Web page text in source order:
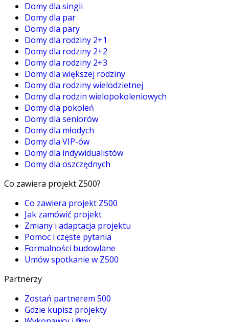
Domy dla singli
Domy dla par
Domy dla pary
Domy dla rodziny 2+1
Domy dla rodziny 2+2
Domy dla rodziny 2+3
Domy dla większej rodziny
Domy dla rodziny wielodzietnej
Domy dla rodzin wielopokoleniowych
Domy dla pokoleń
Domy dla seniorów
Domy dla młodych
Domy dla VIP-ów
Domy dla indywidualistów
Domy dla oszczędnych
Co zawiera projekt Z500?
Co zawiera projekt Z500
Jak zamówić projekt
Zmiany i adaptacja projektu
Pomoc i częste pytania
Formalności budowlane
Umów spotkanie w Z500
Partnerzy
Zostań partnerem 500
Gdzie kupisz projekty